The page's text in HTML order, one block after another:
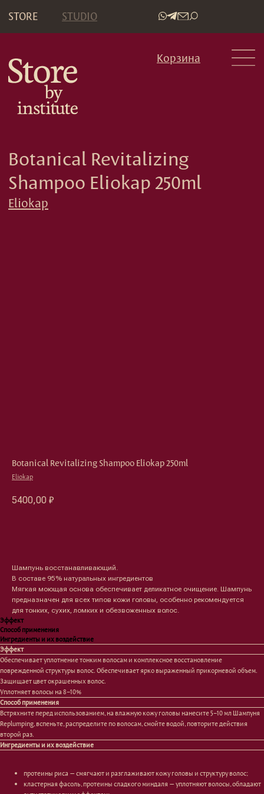
STORE STUDIO
•
Botanical Revitalizing
Botanical Revitalizing Shampoo Eliokap 250ml
Eliokap
5400,00 ₽
Шампунь восстанавливающий.
В составе 95% натуральных ингредиентов
Мягкая моющая основа обеспечивает деликатное очищение. Шампунь
предназначен для всех типов кожи головы, особенно рекомендуется
для тонких, сухих, ломких и обезвоженных волос.
Эффект
Способ применения
Ингредиенты и их воздействие
Эффект
Обеспечивает уплотнение тонким волосам и комплексное восстановление
поврежденной структуры волос. Обеспечивает ярко выраженный прикорневой объем.
Защищает цвет окрашенных волос.
Уплотняет волосы на 8−10%
Способ применения
Встряхните перед использованием, на влажную кожу головы нанесите 5−10 мл Шампуня
Replumping, вспеньте, распределите по волосам, смойте водой, повторите действия
второй раз.
Ингредиенты и их воздействие
протеины риса — смягчают и разглаживают кожу головы и структуру волос;
кластерная фасоль, протеины сладкого миндаля — уплотняют волосы, обладают
Тело
Лосьоны
Очищение
Лицо
Увлажнение/питание
Сыворотки/ эссенции